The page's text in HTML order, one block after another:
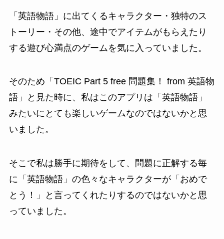
「英語物語」に出てくるキャラクター・独特のス
トーリー・その他、途中でアイテムがもらえたり
する遊び心満点のゲームを気に入っていました。
そのため「TOEIC Part 5 free 問題集！ from 英語物
語」と見た時に、私はこのアプリは「英語物語」
みたいにとても楽しいゲームなのではないかと思
いました。
そこで私は勝手に期待をして、問題に正解する毎
に「英語物語」の色々なキャラクターが「おめで
とう！」と言ってくれたりするのではないかと思
っていました。